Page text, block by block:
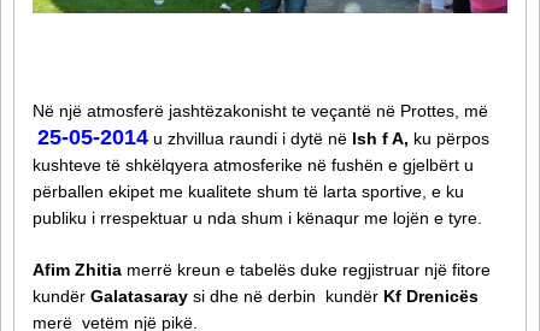
Në një atmosferë jashtëzakonisht te veçantë në Prottes, më
25-05-2014 u zhvillua raundi i dytë në lsh f A, ku përpos
kushteve të shkëlqyera atmosferike në fushën e gjelbërt u
përballen ekipet me kualitete shum të larta sportive, e ku
publiku i rrespektuar u nda shum i kënaqur me lojën e tyre.
Afim Zhitia merrë kreun e tabelës duke regjistruar një fitore
kundër Galatasaray si dhe në derbin kundër Kf Drenicës
merë vetëm një pikë.